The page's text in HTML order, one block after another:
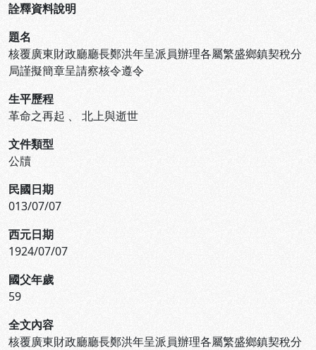
詮釋資料說明
題名
核覆廣東財政廳廳長鄭洪年呈派員辦理各屬繁盛鄉鎮契稅分
局謹擬簡章呈請察核令遵令
生平歷程
革命之再起 、 北上與逝世
文件類型
公牘
民國日期
013/07/07
西元日期
1924/07/07
國父年歲
59
全文內容
核覆廣東財政廳廳長鄭洪年呈派員辦理各屬繁盛鄉鎮契稅分